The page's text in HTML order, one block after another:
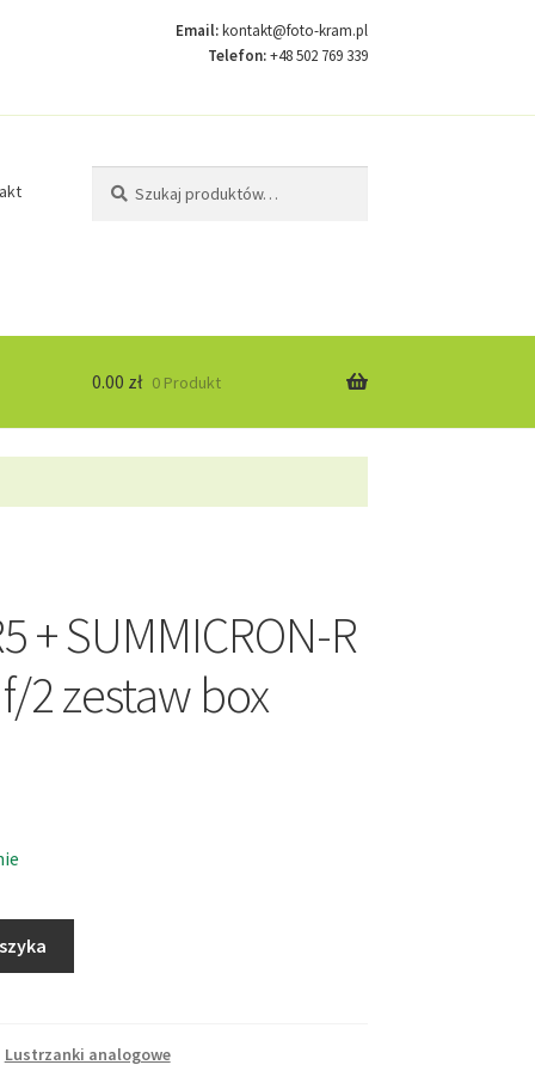
Email:kontakt@foto-kram.pl
Telefon:+48 502 769 339
0.00 zł 0 Produkt
+ SUMMICRON-R
2 zestaw box
Lustrzanki analogowe